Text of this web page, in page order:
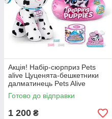
Акція! Набір-сюрприз Pets
alive Цуценята-бешкетники
далматинець Pets Alive
Dalmatian Pets and Robo Alive
9542 , Міккі Маус
Готово до відправки
1 200 ₴